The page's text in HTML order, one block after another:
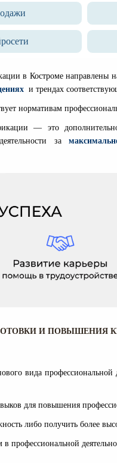
в Костроменаправлены
и трендах
нормативам
— это
за
И ПОВЫШЕНИЯ
вида профессиональной
для повышения
либо получить более
профессиональной